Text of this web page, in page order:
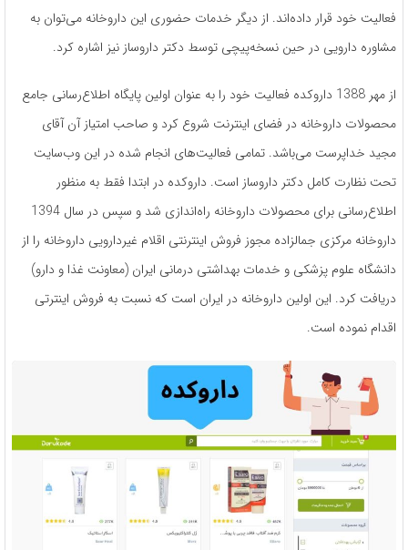
فعالیت خود قرار داده‌اند. از دیگر خدمات حضوری این داروخانه می‌توان به
مشاوره دارویی در حین نسخه‌پیچی توسط دکتر داروساز نیز اشاره کرد.
از مهر 1388 داروکده فعالیت خود را به عنوان اولین پایگاه اطلاع‌رسانی جامع
محصولات داروخانه در فضای اینترنت شروع کرد و صاحب امتیاز آن آقای
مجید خداپرست می‌باشد. تمامی فعالیت‌های انجام شده در این وب‌سایت
تحت نظارت کامل دکتر داروساز است. داروکده در ابتدا فقط به منظور
اطلاع‌رسانی برای محصولات داروخانه راه‌اندازی شد و سپس در سال 1394
داروخانه مرکزی جمالزاده مجوز فروش اینترنتی اقلام غیردارویی داروخانه را از
دانشگاه علوم پزشکی و خدمات بهداشتی درمانی ایران (معاونت غذا و دارو)
دریافت کرد. این اولین داروخانه در ایران است که نسبت به فروش اینترتی
اقدام نموده است.